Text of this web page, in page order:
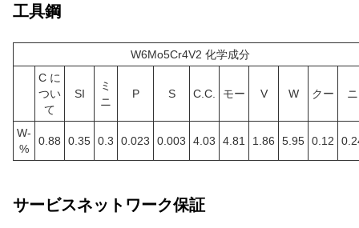
工具鋼
W6Mo5Cr4V2 化学成分
C に
つい
て
SI
ミ
ニ
P S C.C. モー V W クー ニ
W-
%
0.88 0.35 0.3 0.023 0.003 4.03 4.81 1.86 5.95 0.12
サービスネットワーク保証